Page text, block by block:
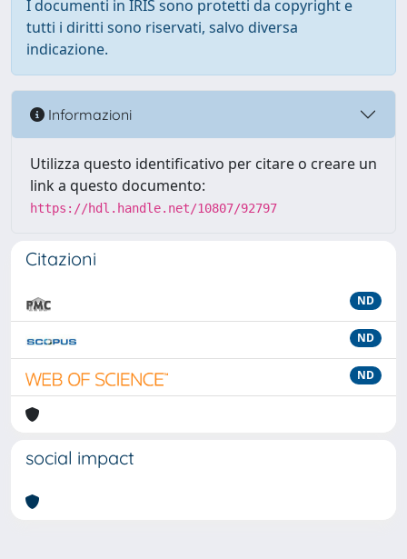
I documenti in IRIS sono protetti da copyright e
tutti i diritti sono riservati, salvo diversa
indicazione.
Informazioni
Utilizza questo identificativo per citare o creare un
link a questo documento:
https://hdl.handle.net/10807/92797
Citazioni
ND
ND
ND
social impact